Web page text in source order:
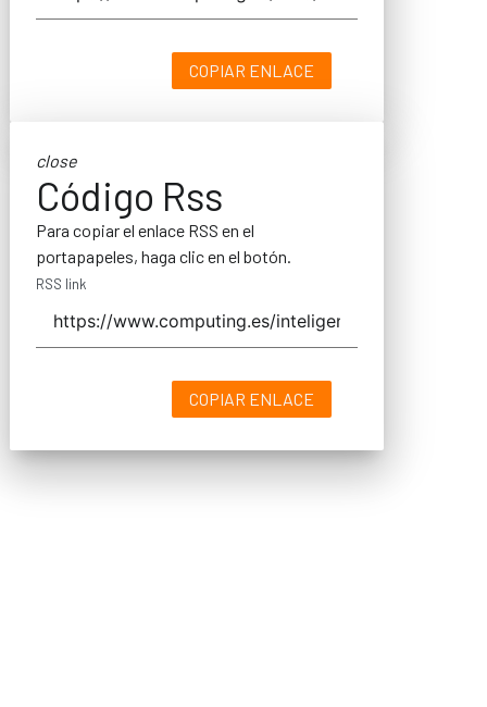
COPIAR ENLACE
close
Código Rss
Para copiar el enlace RSS en el
portapapeles, haga clic en el botón.
RSS link
COPIAR ENLACE